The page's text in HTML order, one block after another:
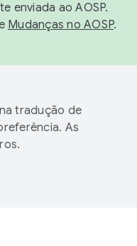
enviada ao AOSP.
Mudanças no AOSP.
tradução de
As